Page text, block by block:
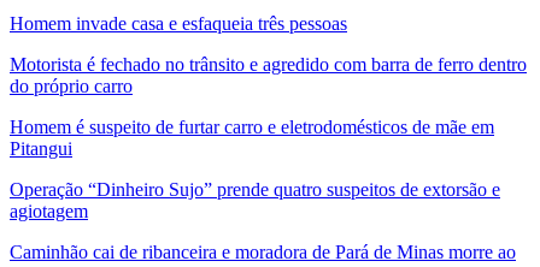
Homem invade casa e esfaqueia três pessoas
Motorista é fechado no trânsito e agredido com barra de ferro dentro
do próprio carro
Homem é suspeito de furtar carro e eletrodomésticos de mãe em
Pitangui
Operação “Dinheiro Sujo” prende quatro suspeitos de extorsão e
agiotagem
Caminhão cai de ribanceira e moradora de Pará de Minas morre ao